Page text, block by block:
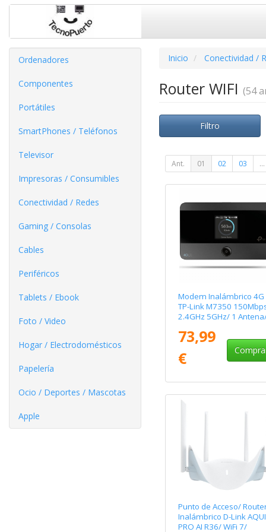
Ordenadores
Componentes
Portátiles
SmartPhones / Teléfonos
Televisor
Impresoras / Consumibles
Conectividad / Redes
Gaming / Consolas
Cables
Periféricos
Tablets / Ebook
Foto / Video
Hogar / Electrodomésticos
Papelería
Ocio / Deportes / Mascotas
Apple
Inicio Conectividad /
Router WIFI (54
Filtro
Ant. 01 02 03 ...
Modem Inalámbrico 4G
TP-Link M7350
2.4GHz 5GHz/ 1
73,99
€
Punto de Acceso/
Inalámbrico D-Link
PRO AI R36/ WiFi 7/